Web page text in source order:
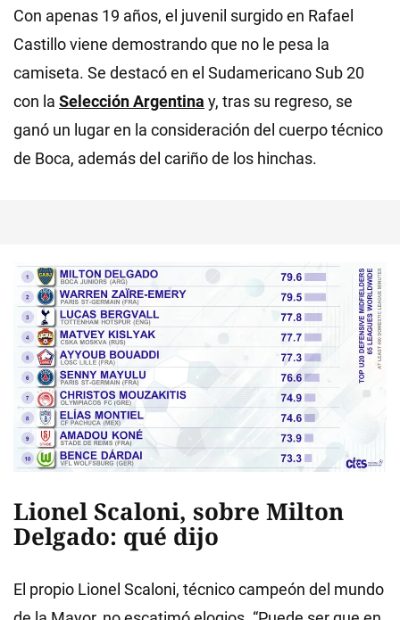
Con apenas 19 años, el juvenil surgido en Rafael
Castillo viene demostrando que no le pesa la
camiseta. Se destacó en el Sudamericano Sub 20
con la Selección Argentina y, tras su regreso, se
ganó un lugar en la consideración del cuerpo técnico
de Boca, además del cariño de los hinchas.
Lionel Scaloni, sobre Milton
Delgado: qué dijo
El propio Lionel Scaloni, técnico campeón del mundo